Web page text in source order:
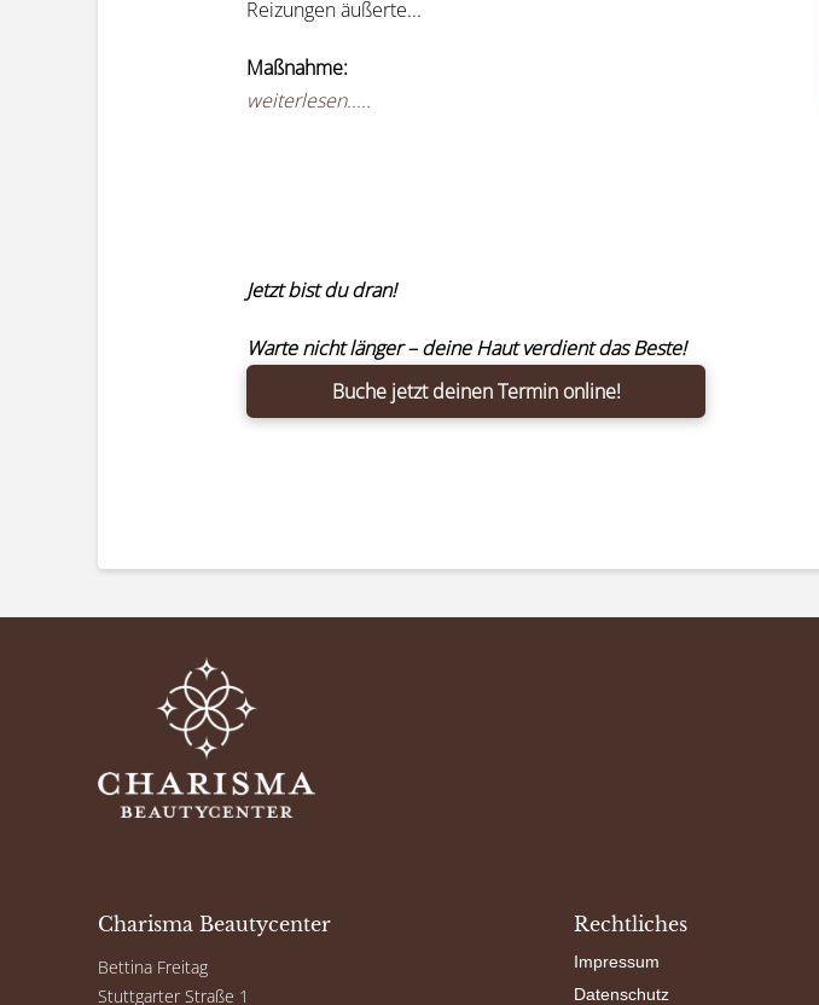
Reizungen äußerte...
Maßnahme:
weiterlesen.....
Jetzt bist du dran!
Warte nicht länger – deine Haut verdient das Beste!
Buche jetzt deinen Termin online!
Charisma Beautycenter
Bettina Freitag
Stuttgarter Straße 1
Rechtliches
Impressum
Datenschutz